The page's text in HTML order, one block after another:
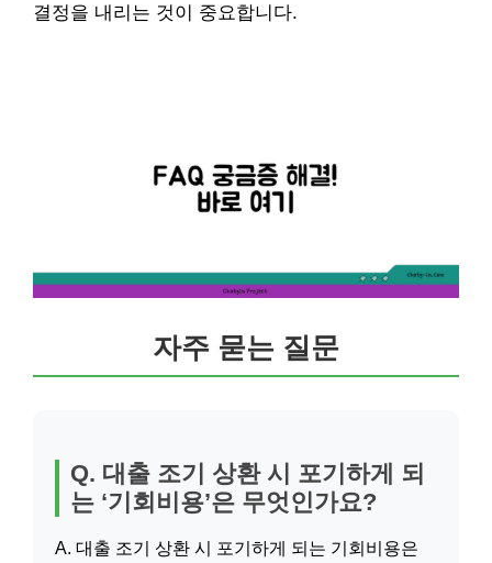
결정을 내리는 것이 중요합니다.
자주 묻는 질문
Q. 대출 조기 상환 시 포기하게 되
는 ‘기회비용’은 무엇인가요?
A. 대출 조기 상환 시 포기하게 되는 기회비용은